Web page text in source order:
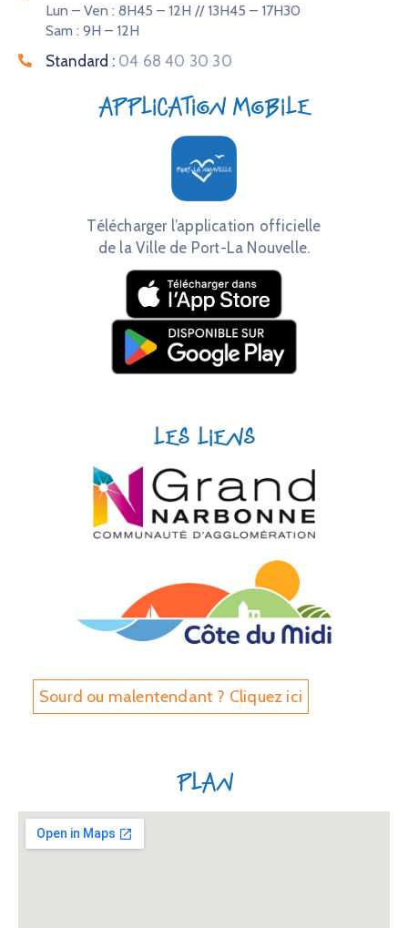
Lun – Ven : 8H45 – 12H // 13H45 – 17H30
Sam : 9H – 12H
Standard : 04 68 40 30 30
Application mobile
Télécharger l’application officielle
de la Ville de Port-La Nouvelle.
Les liens
Sourd ou malentendant ? Cliquez ici
Plan